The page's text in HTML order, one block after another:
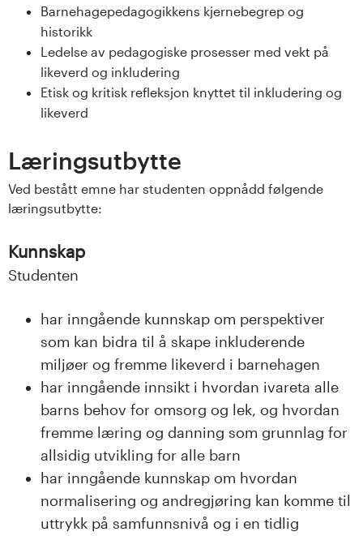
e
t
e
t
Barnehagepedagogikkens kjernebegrep og
historikk
Ledelse av pedagogiske prosesser med vekt på
likeverd og inkludering
Etisk og kritisk refleksjon knyttet til inkludering og
likeverd
Læringsutbytte
Ved bestått emne har studenten oppnådd følgende
læringsutbytte:
Kunnskap
Studenten
har inngående kunnskap om perspektiver
som kan bidra til å skape inkluderende
miljøer og fremme likeverd i barnehagen
har inngående innsikt i hvordan ivareta alle
barns behov for omsorg og lek, og hvordan
fremme læring og danning som grunnlag for
allsidig utvikling for alle barn
har inngående kunnskap om hvordan
normalisering og andregjøring kan komme til
uttrykk på samfunnsnivå og i en tidlig